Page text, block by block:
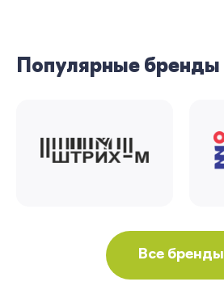
Популярные бренды
Все бренды